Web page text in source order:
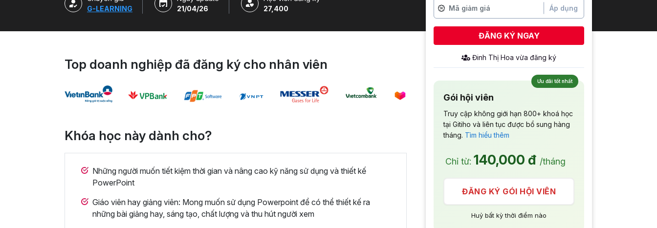
G-LEARNING
21/04/26
27,400
Top doanh nghiệp đã đăng ký cho nhân viên
Khóa học này dành cho?
Những người muốn tiết kiệm thời gian và nâng cao kỹ năng sử dụng và thiết kế
PowerPoint
Giáo viên hay giảng viên: Mong muốn sử dụng Powerpoint để có thể thiết kế ra
những bài giảng hay, sáng tạo, chất lượng và thu hút người xem
Áp dụng
ĐĂNG KÝ NGAY
Đinh Thị Hoa vừa đăng ký
Ưu đãi tốt nhất
Gói hội viên
Truy cập không giới hạn 800+ khoá học
tại Gitiho và liên tục được bổ sung hàng
tháng. Tìm hiểu thêm
Chỉ từ: 140,000 đ /tháng
ĐĂNG KÝ GÓI HỘI VIÊN
Huỷ bất kỳ thời điểm nào